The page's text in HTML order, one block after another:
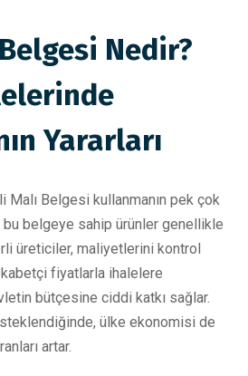
Nedir?
Yararları
Malı Belgesi kullanmanın pek çok
bu belgeye sahip ürünler genellikle
üreticiler, maliyetlerini kontrol
fiyatlarla ihalelere
bütçesine ciddi katkı sağlar.
ülke ekonomisi de
artar.